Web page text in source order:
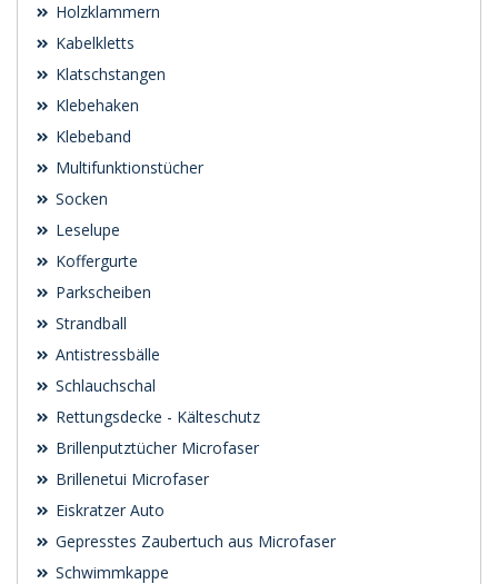
Holzklammern
Kabelkletts
Klatschstangen
Klebehaken
Klebeband
Multifunktionstücher
Socken
Leselupe
Koffergurte
Parkscheiben
Strandball
Antistressbälle
Schlauchschal
Rettungsdecke - Kälteschutz
Brillenputztücher Microfaser
Brillenetui Microfaser
Eiskratzer Auto
Gepresstes Zaubertuch aus Microfaser
Schwimmkappe